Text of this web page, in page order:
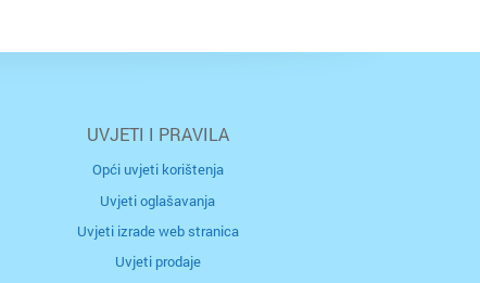
UVJETI I PRAVILA
Opći uvjeti korištenja
Uvjeti oglašavanja
Uvjeti izrade web stranica
Uvjeti prodaje